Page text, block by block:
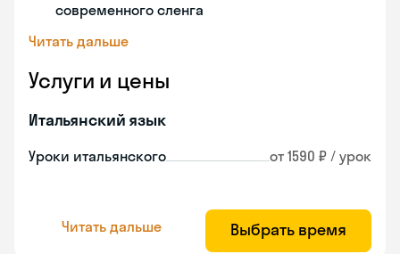
современного сленга
Читать дальше
Услуги и цены
Итальянский язык
Уроки итальянского от 1590 ₽ / урок
Читать дальше Выбрать время